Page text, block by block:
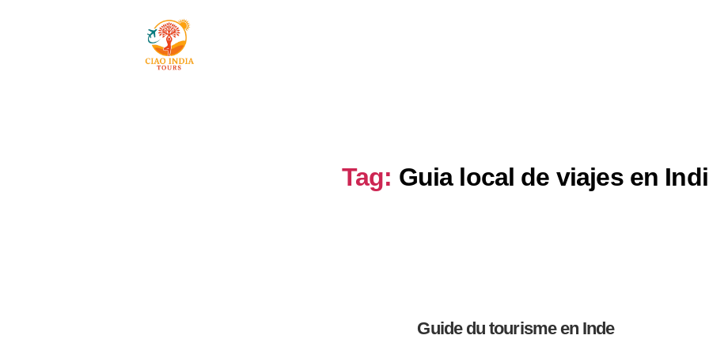
Tag: Guia local de viajes en
Guide du tourisme en Inde